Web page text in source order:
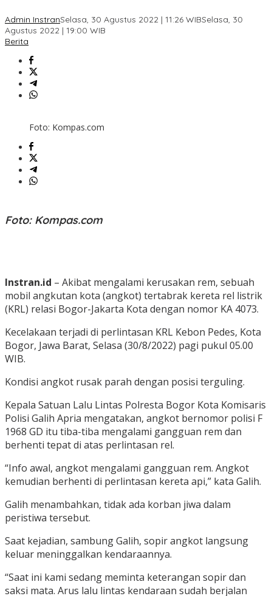
Admin InstranSelasa, 30 Agustus 2022 | 11:26 WIBSelasa, 30
Agustus 2022 | 19:00 WIB
Berita
Foto: Kompas.com
Foto: Kompas.com
Instran.id – Akibat mengalami kerusakan rem, sebuah
mobil angkutan kota (angkot) tertabrak kereta rel listrik
(KRL) relasi Bogor-Jakarta Kota dengan nomor KA 4073.
Kecelakaan terjadi di perlintasan KRL Kebon Pedes, Kota
Bogor, Jawa Barat, Selasa (30/8/2022) pagi pukul 05.00
WIB.
Kondisi angkot rusak parah dengan posisi terguling.
Kepala Satuan Lalu Lintas Polresta Bogor Kota Komisaris
Polisi Galih Apria mengatakan, angkot bernomor polisi F
1968 GD itu tiba-tiba mengalami gangguan rem dan
berhenti tepat di atas perlintasan rel.
“Info awal, angkot mengalami gangguan rem. Angkot
kemudian berhenti di perlintasan kereta api,” kata Galih.
Galih menambahkan, tidak ada korban jiwa dalam
peristiwa tersebut.
Saat kejadian, sambung Galih, sopir angkot langsung
keluar meninggalkan kendaraannya.
“Saat ini kami sedang meminta keterangan sopir dan
saksi mata. Arus lalu lintas kendaraan sudah berjalan